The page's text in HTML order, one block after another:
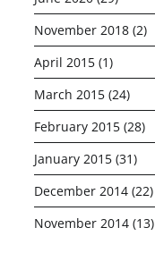
November 2018 (2)
April 2015 (1)
March 2015 (24)
February 2015 (28)
January 2015 (31)
December 2014 (22)
November 2014 (13)